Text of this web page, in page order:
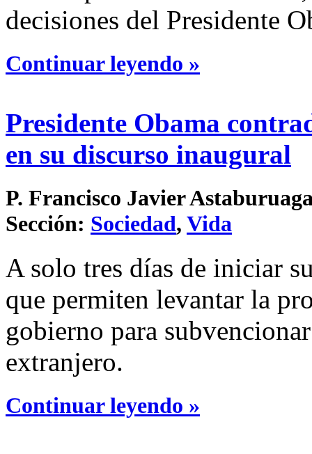
decisiones del Presidente
Continuar leyendo »
Presidente Obama
en su discurso inaugural
P. Francisco Javier
Sección: Sociedad, Vida
A solo tres días de iniciar
que permiten levantar la
gobierno para
extranjero.
Continuar leyendo »